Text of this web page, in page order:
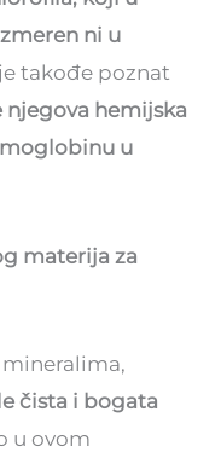
ni u
takođe poznat
njegova hemijska
u
materija za
čista i bogata
u ovom